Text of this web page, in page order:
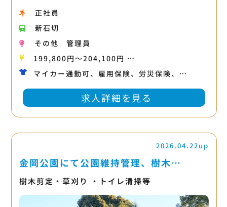
正社員
新石切
その他
管理員
199,800円〜204,100円 …
マイカー通勤可、雇用保険、労災保険、…
求人詳細を見る
2026.04.22up
金岡公園にて公園維持管理、樹木…
樹木剪定・草刈り ・トイレ清掃等